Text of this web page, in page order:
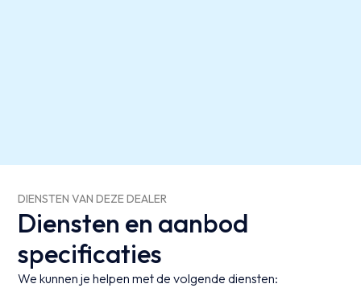
DIENSTEN VAN DEZE DEALER
Diensten en aanbod
specificaties
We kunnen je helpen met de volgende diensten: